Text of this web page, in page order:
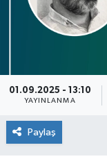
01.09.2025 - 13:10
YAYINLANMA
Paylaş